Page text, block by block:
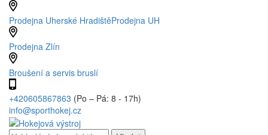
Prodejna Uherské HradištěProdejna UH
Prodejna Zlín
Broušení a servis bruslí
+420605867863 (Po – Pá: 8 - 17h)
info@sporthokej.cz